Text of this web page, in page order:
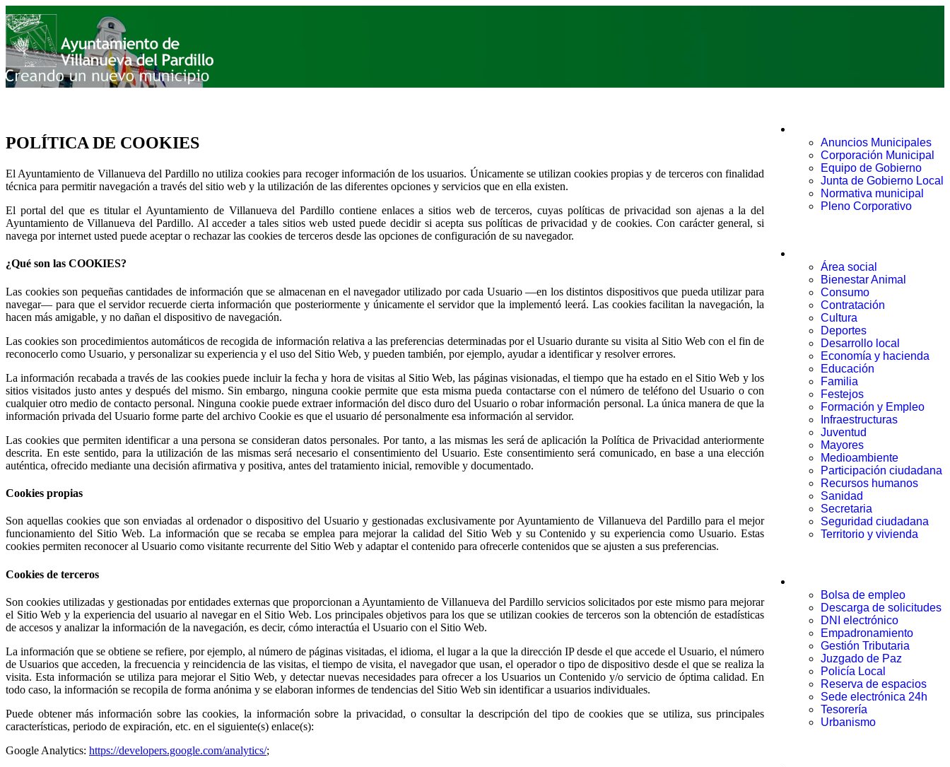
Anuncios Municipales
Corporación Municipal
Equipo de Gobierno
Junta de Gobierno Local
Normativa municipal
Pleno Corporativo
Área social
Bienestar Animal
Consumo
Contratación
Cultura
Deportes
Desarrollo local
Economía y hacienda
Educación
Familia
Festejos
Formación y Empleo
Infraestructuras
Juventud
Mayores
Medioambiente
Participación ciudadana
Recursos humanos
Sanidad
Secretaria
Seguridad ciudadana
Territorio y vivienda
Bolsa de empleo
Descarga de solicitudes
DNI electrónico
Empadronamiento
Gestión Tributaria
Juzgado de Paz
Policía Local
Reserva de espacios
Sede electrónica 24h
Tesorería
Urbanismo
POLÍTICA DE COOKIES
El Ayuntamiento de Villanueva del Pardillo no utiliza cookies para recoger información de los usuarios. Únicamente se utilizan cookies propias y de terceros con finalidad
técnica para permitir navegación a través del sitio web y la utilización de las diferentes opciones y servicios que en ella existen.
El portal del que es titular el Ayuntamiento de Villanueva del Pardillo contiene enlaces a sitios web de terceros, cuyas políticas de privacidad son ajenas a la del
Ayuntamiento de Villanueva del Pardillo. Al acceder a tales sitios web usted puede decidir si acepta sus políticas de privacidad y de cookies. Con carácter general, si
navega por internet usted puede aceptar o rechazar las cookies de terceros desde las opciones de configuración de su navegador.
¿Qué son las COOKIES?
Las cookies son pequeñas cantidades de información que se almacenan en el navegador utilizado por cada Usuario —en los distintos dispositivos que pueda utilizar para
navegar— para que el servidor recuerde cierta información que posteriormente y únicamente el servidor que la implementó leerá. Las cookies facilitan la navegación, la
hacen más amigable, y no dañan el dispositivo de navegación.
Las cookies son procedimientos automáticos de recogida de información relativa a las preferencias determinadas por el Usuario durante su visita al Sitio Web con el fin de
reconocerlo como Usuario, y personalizar su experiencia y el uso del Sitio Web, y pueden también, por ejemplo, ayudar a identificar y resolver errores.
La información recabada a través de las cookies puede incluir la fecha y hora de visitas al Sitio Web, las páginas visionadas, el tiempo que ha estado en el Sitio Web y los
sitios visitados justo antes y después del mismo. Sin embargo, ninguna cookie permite que esta misma pueda contactarse con el número de teléfono del Usuario o con
cualquier otro medio de contacto personal. Ninguna cookie puede extraer información del disco duro del Usuario o robar información personal. La única manera de que la
información privada del Usuario forme parte del archivo Cookie es que el usuario dé personalmente esa información al servidor.
Las cookies que permiten identificar a una persona se consideran datos personales. Por tanto, a las mismas les será de aplicación la Política de Privacidad anteriormente
descrita. En este sentido, para la utilización de las mismas será necesario el consentimiento del Usuario. Este consentimiento será comunicado, en base a una elección
auténtica, ofrecido mediante una decisión afirmativa y positiva, antes del tratamiento inicial, removible y documentado.
Cookies propias
Son aquellas cookies que son enviadas al ordenador o dispositivo del Usuario y gestionadas exclusivamente por Ayuntamiento de Villanueva del Pardillo para el mejor
funcionamiento del Sitio Web. La información que se recaba se emplea para mejorar la calidad del Sitio Web y su Contenido y su experiencia como Usuario. Estas
cookies permiten reconocer al Usuario como visitante recurrente del Sitio Web y adaptar el contenido para ofrecerle contenidos que se ajusten a sus preferencias.
Cookies de terceros
Son cookies utilizadas y gestionadas por entidades externas que proporcionan a Ayuntamiento de Villanueva del Pardillo servicios solicitados por este mismo para mejorar
el Sitio Web y la experiencia del usuario al navegar en el Sitio Web. Los principales objetivos para los que se utilizan cookies de terceros son la obtención de estadísticas
de accesos y analizar la información de la navegación, es decir, cómo interactúa el Usuario con el Sitio Web.
La información que se obtiene se refiere, por ejemplo, al número de páginas visitadas, el idioma, el lugar a la que la dirección IP desde el que accede el Usuario, el número
de Usuarios que acceden, la frecuencia y reincidencia de las visitas, el tiempo de visita, el navegador que usan, el operador o tipo de dispositivo desde el que se realiza la
visita. Esta información se utiliza para mejorar el Sitio Web, y detectar nuevas necesidades para ofrecer a los Usuarios un Contenido y/o servicio de óptima calidad. En
todo caso, la información se recopila de forma anónima y se elaboran informes de tendencias del Sitio Web sin identificar a usuarios individuales.
Puede obtener más información sobre las cookies, la información sobre la privacidad, o consultar la descripción del tipo de cookies que se utiliza, sus principales
características, periodo de expiración, etc. en el siguiente(s) enlace(s):
Google Analytics: https://developers.google.com/analytics/;